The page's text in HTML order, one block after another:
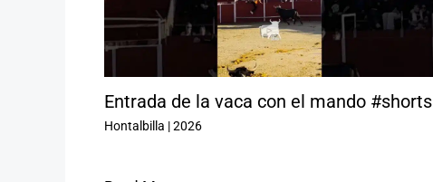
Entrada de la vaca con el mando #shorts
Hontalbilla |2026